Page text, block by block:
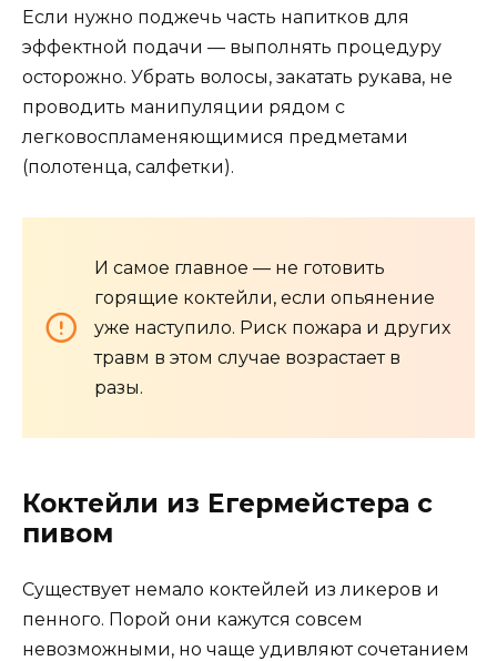
Если нужно поджечь часть напитков для
эффектной подачи — выполнять процедуру
осторожно. Убрать волосы, закатать рукава, не
проводить манипуляции рядом с
легковоспламеняющимися предметами
(полотенца, салфетки).
И самое главное — не готовить
горящие коктейли, если опьянение
уже наступило. Риск пожара и других
травм в этом случае возрастает в
разы.
Коктейли из Егермейстера с
пивом
Существует немало коктейлей из ликеров и
пенного. Порой они кажутся совсем
невозможными, но чаще удивляют сочетанием